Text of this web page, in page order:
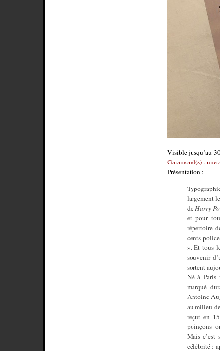
Visible jusqu’au
Garamond(s) : une
Présentation :
largement
deHarry
et pour
répertoire
cents
». Et tous
souvenir
sortent
Né à Paris
marqué
Antoine
au milieu
reçut en
poinçons
Mais c’est
célébrité :